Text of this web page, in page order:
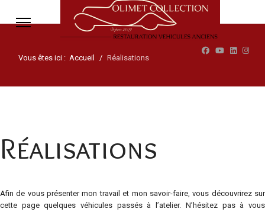
Vous êtes ici : Accueil Réalisations
Réalisations
Afin de vous présenter mon travail et mon savoir-faire, vous découvrirez sur
cette page quelques véhicules passés à l’atelier. N’hésitez pas à vous